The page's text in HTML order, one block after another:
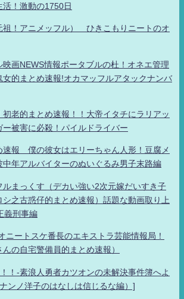
活！激動の1750日
祖！アニメッフル） ひきこもりニートのオ
映画NEWS情報ポータブルの杜！オネエ管理
女的まとめ速報!オカマッフルアタックナンバ
初老的まとめ速報！！大帝イタチにラリアッ
ー被害に必殺！パイルドライバー
速報 僕の彼女はエリーちゃん人形！豆腐メ
中年アルバイターのぬいぐるみ男子末路編
ルまっくす（デカい強い2次元嫁だいすき子
之古惑仔的まとめ速報）話題な動画取り上
義刑事編
ニートスケ番長のエキストラ芸能情報局！
んの自宅警備員的まとめ速報）
！-素浪人勇者カツオンの未解決事件簿へよ
ンノ洋子のはなしは信じるな編）]